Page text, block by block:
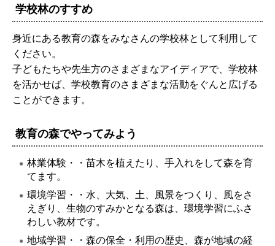
学校林のすすめ
身近にある教育の森をみなさんの学校林として利用して
ください。
子どもたちや先生方のさまざまなアイディアで、学校林
を活かせば、学校教育のさまざまな活動をぐんと広げる
ことができます。
教育の森でやってみよう
林業体験・・苗木を植えたり、手入れをして森を育
てます。
環境学習・・水、大気、土、風景をつくり、風をさ
えぎり、生物のすみかとなる森は、環境学習にふさ
わしい教材です。
地域学習・・森の保全・利用の歴史、森が地域の経